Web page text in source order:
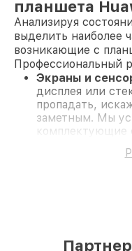
планшета
Анализируя
выделить наиболее
возникающие с
Профессиональный
Экраны и
дисплея или
пропадать,
заметным. Мы
комплектующие
Разъёмы